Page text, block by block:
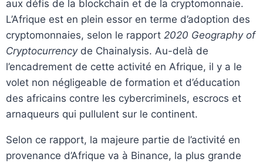
aux défis de la blockchain et de la cryptomonnaie.
L’Afrique est en plein essor en terme d’adoption des
cryptomonnaies, selon le rapport 2020 Geography of
Cryptocurrencyde Chainalysis. Au-delà de
l’encadrement de cette activité en Afrique, il y a le
volet non négligeable de formation et d’éducation
des africains contre les cybercriminels, escrocs et
arnaqueurs qui pullulent sur le continent.
Selon ce rapport, la majeure partie de l’activité en
provenance d’Afrique va à Binance, la plus grande